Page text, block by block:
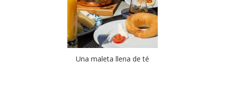
Una maleta llena de té